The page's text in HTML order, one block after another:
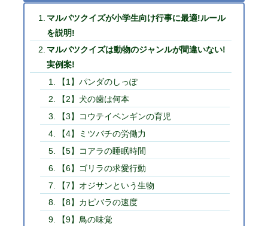
マルバツクイズが小学生向け行事に最適!ルール
を説明!
マルバツクイズは動物のジャンルが間違いない!
実例案!
【1】パンダのしっぽ
【2】犬の歯は何本
【3】コウテイペンギンの育児
【4】ミツバチの労働力
【5】コアラの睡眠時間
【6】ゴリラの求愛行動
【7】オジサンという生物
【8】カピバラの速度
【9】鳥の味覚